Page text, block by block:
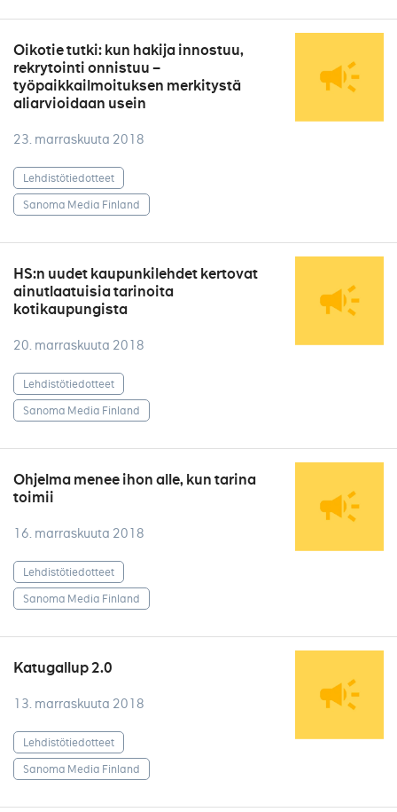
Oikotie tutki: kun hakija innostuu,
rekrytointi onnistuu –
työpaikkailmoituksen merkitystä
aliarvioidaan usein
23. marraskuuta 2018
Lehdistötiedotteet
Sanoma Media Finland
HS:n uudet kaupunkilehdet kertovat
ainutlaatuisia tarinoita
kotikaupungista
20. marraskuuta 2018
Lehdistötiedotteet
Sanoma Media Finland
Ohjelma menee ihon alle, kun tarina
toimii
16. marraskuuta 2018
Lehdistötiedotteet
Sanoma Media Finland
Katugallup 2.0
13. marraskuuta 2018
Lehdistötiedotteet
Sanoma Media Finland